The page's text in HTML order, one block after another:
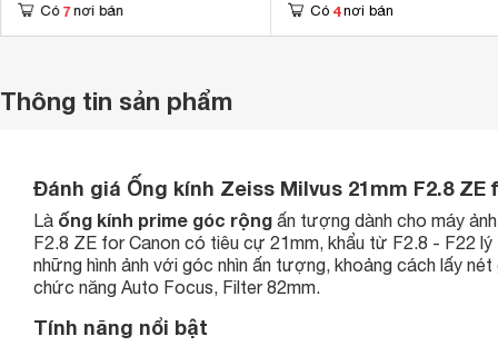
Có 7 nơi bán Có 4 nơi bán
Thông tin sản phẩm
Đánh giá Ống kính Zeiss Milvus 21mm F2.8 ZE
Là ống kính prime góc rộng ấn tượng dành cho máy
F2.8 ZE for Canon có tiêu cự 21mm, khẩu từ F2.8 - F22
những hình ảnh với góc nhìn ấn tượng, khoảng cách lấy
chức năng Auto Focus, Filter 82mm.
Tính năng nổi bật